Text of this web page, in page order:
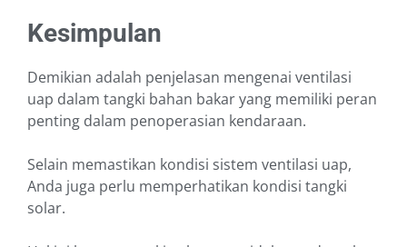
Kesimpulan
Demikian adalah penjelasan mengenai ventilasi
uap dalam tangki bahan bakar yang memiliki peran
penting dalam penoperasian kendaraan.
Selain memastikan kondisi sistem ventilasi uap,
Anda juga perlu memperhatikan kondisi tangki
solar.